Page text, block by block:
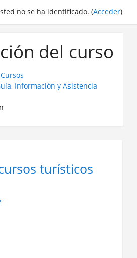
no se ha identificado. (Acceder)
del curso
Cursos
Información y Asistencia
turísticos